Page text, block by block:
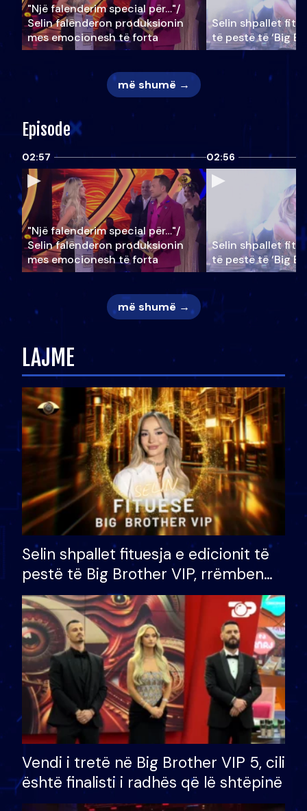
"Një falenderim special për…"/
Selin falënderon produksionin
mes emocionesh të forta
Selin shpallet
të pestë të ‘Big
më shumë →
Episode
02:57
"Një falenderim special për…"/
Selin falënderon produksionin
mes emocionesh të forta
02:56
Selin shpallet
të pestë të ‘Big
më shumë →
LAJME
Selin shpallet fituesja e edicionit të
pestë të Big Brother VIP, rrëmben
çmimin e madh prej 100 mijë eurosh
Vendi i tretë në Big Brother VIP 5, cili
është finalisti i radhës që lë shtëpinë